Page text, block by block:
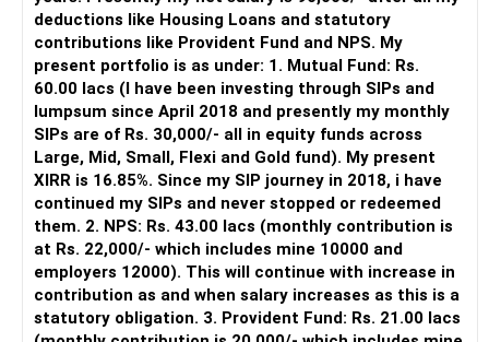
many years.
» MF Central
Yes, MF Central can be used for mutual fund transactions.
It is useful for viewing and managing investments across
different AMCs.
However, it is mainly a transaction and portfolio-
management platform.
It does not replace personalised portfolio guidance.
» Direct Platforms
deductions like Housing Loans and statutory
contributions like Provident Fund and NPS. My
present portfolio is as under: 1. Mutual Fund: Rs.
60.00 lacs (I have been investing through SIPs and
lumpsum since April 2018 and presently my monthly
SIPs are of Rs. 30,000/- all in equity funds across
Large, Mid, Small, Flexi and Gold fund). My present
XIRR is 16.85%. Since my SIP journey in 2018, i have
continued my SIPs and never stopped or redeemed
them. 2. NPS: Rs. 43.00 lacs (monthly contribution is
at Rs. 22,000/- which includes mine 10000 and
employers 12000). This will continue with increase in
contribution as and when salary increases as this is a
statutory obligation. 3. Provident Fund: Rs. 21.00 lacs